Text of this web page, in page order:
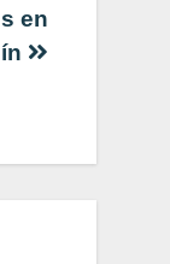
en